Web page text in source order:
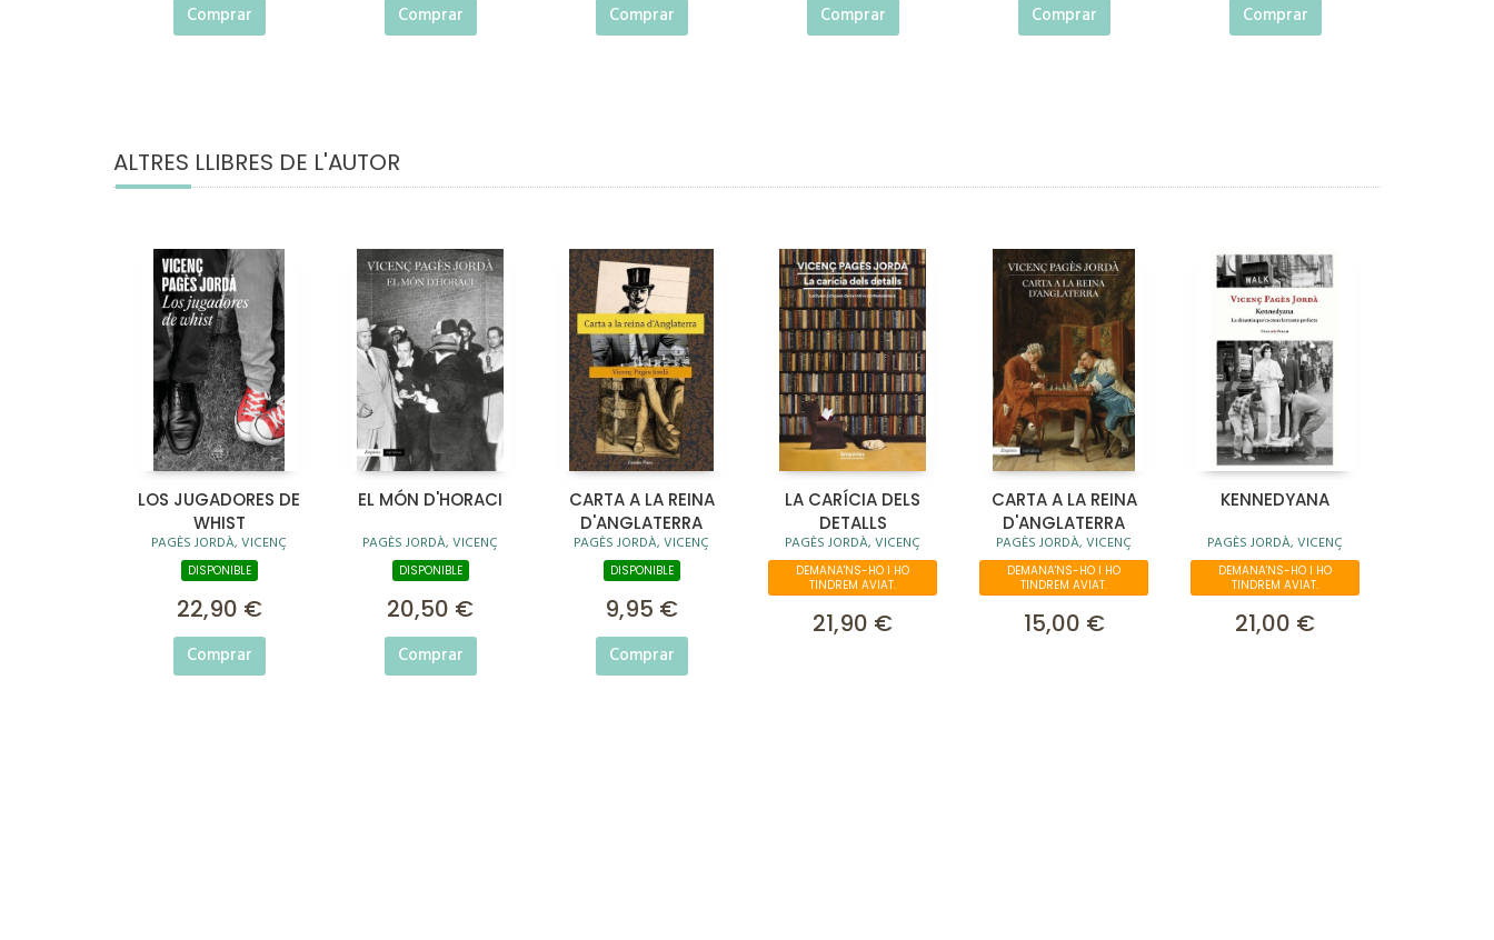
Comprar Comprar Comprar Comprar Comprar Comprar
ALTRES LLIBRES DE L'AUTOR
LOS JUGADORES DE
WHIST
PAGÈS JORDÀ, VICENÇ
DISPONIBLE
22,90 €
Comprar
EL MÓN D'HORACI
PAGÈS JORDÀ, VICENÇ
DISPONIBLE
20,50 €
Comprar
CARTA A LA REINA
D'ANGLATERRA
PAGÈS JORDÀ, VICENÇ
DISPONIBLE
9,95 €
Comprar
LA CARÍCIA DELS
DETALLS
PAGÈS JORDÀ, VICENÇ
DEMANA'NS-HO I HO
TINDREM AVIAT.
21,90 €
CARTA A LA REINA
D'ANGLATERRA
PAGÈS JORDÀ, VICENÇ
DEMANA'NS-HO I HO
TINDREM AVIAT.
15,00 €
KENNEDYANA
PAGÈS JORDÀ, VICENÇ
DEMANA'NS-HO I HO
TINDREM AVIAT.
21,00 €